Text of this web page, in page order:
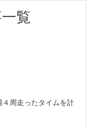
覧
周走ったタイムを計